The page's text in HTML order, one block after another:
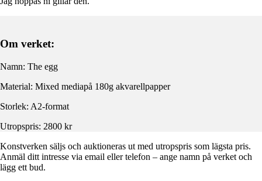
Om verket:
Namn: The egg
Material: Mixed mediapå 180g akvarellpapper
Storlek: A2-format
Utropspris: 2800 kr
Konstverken säljs och auktioneras ut med utropspris som lägsta pris.
Anmäl ditt intresse via email eller telefon – ange namn på verket och
lägg ett bud.